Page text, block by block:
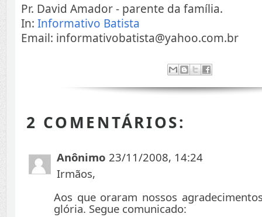
Pr. David Amador - parente da família.
In: Informativo Batista
Email: informativobatista@yahoo.com.br
2 COMENTÁRIOS:
Anônimo 23/11/2008, 14:24
Irmãos,
Aos que oraram nossos
glória. Segue comunicado: